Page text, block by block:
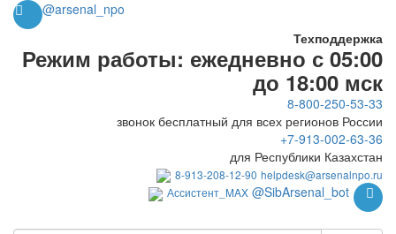
@arsenal_npo
Техподдержка
Режим работы: ежедневно с 05:00
до 18:00 мск
8-800-250-53-33
звонок бесплатный для всех регионов России
+7-913-002-63-36
для Республики Казахстан
8-913-208-12-90 helpdesk@arsenalnpo.ru
Ассистент_MAX @SibArsenal_bot